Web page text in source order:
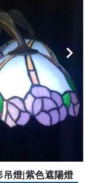
燈|紫色遮陽燈